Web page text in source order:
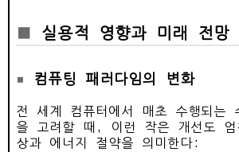
실용적 영향과 미래 전망
컴퓨팅 패러다임의 변화
전 세계 컴퓨터에서 매초 수행되는
을 고려할 때, 이런 작은 개선도 엄
상과 에너지 절약을 의미한다: